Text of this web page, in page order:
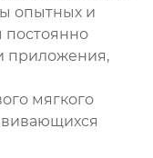
опытных и
постоянно
приложения,
мягкого